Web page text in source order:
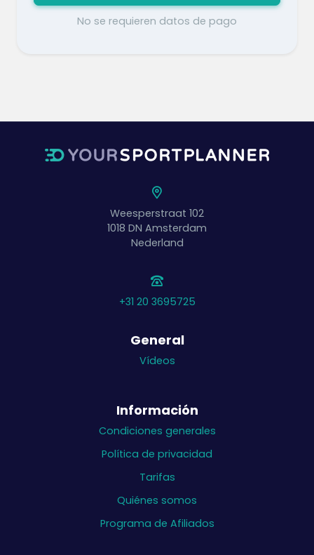
No se requieren datos de pago
Weesperstraat 102
1018 DN Amsterdam
Nederland
+31 20 3695725
General
Vídeos
Información
Condiciones generales
Política de privacidad
Tarifas
Quiénes somos
Programa de Afiliados